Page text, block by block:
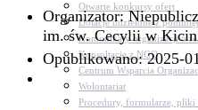
Otwarte konkursy ofert
Dotacje udzielone z
Komunikaty organizacji o
Konsultacje z NGO
Centrum Wsparcia
Wolontariat
Procedury, formularze, pliki
Organizator:
im. św. Cecylii w
Opublikowano: 2025-